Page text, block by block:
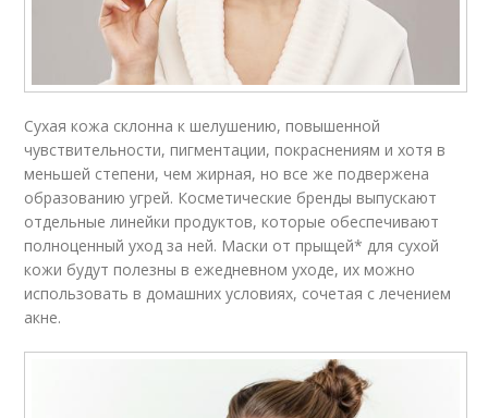
Сухая кожа склонна к шелушению, повышенной
чувствительности, пигментации, покраснениям и хотя в
меньшей степени, чем жирная, но все же подвержена
образованию угрей. Косметические бренды выпускают
отдельные линейки продуктов, которые обеспечивают
полноценный уход за ней. Маски от прыщей* для сухой
кожи будут полезны в ежедневном уходе, их можно
использовать в домашних условиях, сочетая с лечением
акне.